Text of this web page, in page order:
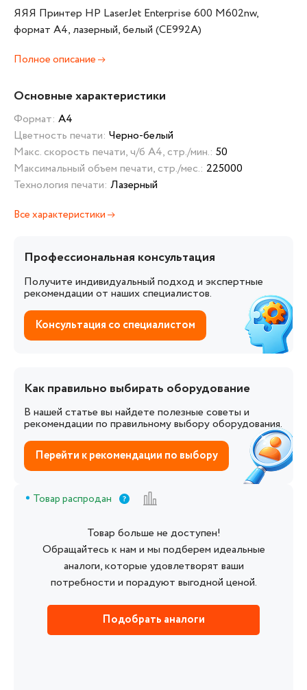
ЯЯЯ Принтер HP LaserJet Enterprise 600 M602nw,
формат А4, лазерный, белый (CE992A)
Полное описание
Основные характеристики
Формат: А4
Цветность печати: Черно-белый
Макс. скорость печати, ч/б А4, стр./мин.: 50
Максимальный объем печати, стр./мес.: 225000
Технология печати: Лазерный
Все характеристики
Профессиональная консультация
Получите индивидуальный подход и экспертные
рекомендации от наших специалистов.
Консультация со специалистом
Как правильно выбирать оборудование
В нашей статье вы найдете полезные советы и
рекомендации по правильному выбору оборудования.
Перейти к рекомендации по выбору
Товар распродан
Товар больше не доступен!
Обращайтесь к нам и мы подберем идеальные
аналоги, которые удовлетворят ваши
потребности и порадуют выгодной ценой.
Подобрать аналоги